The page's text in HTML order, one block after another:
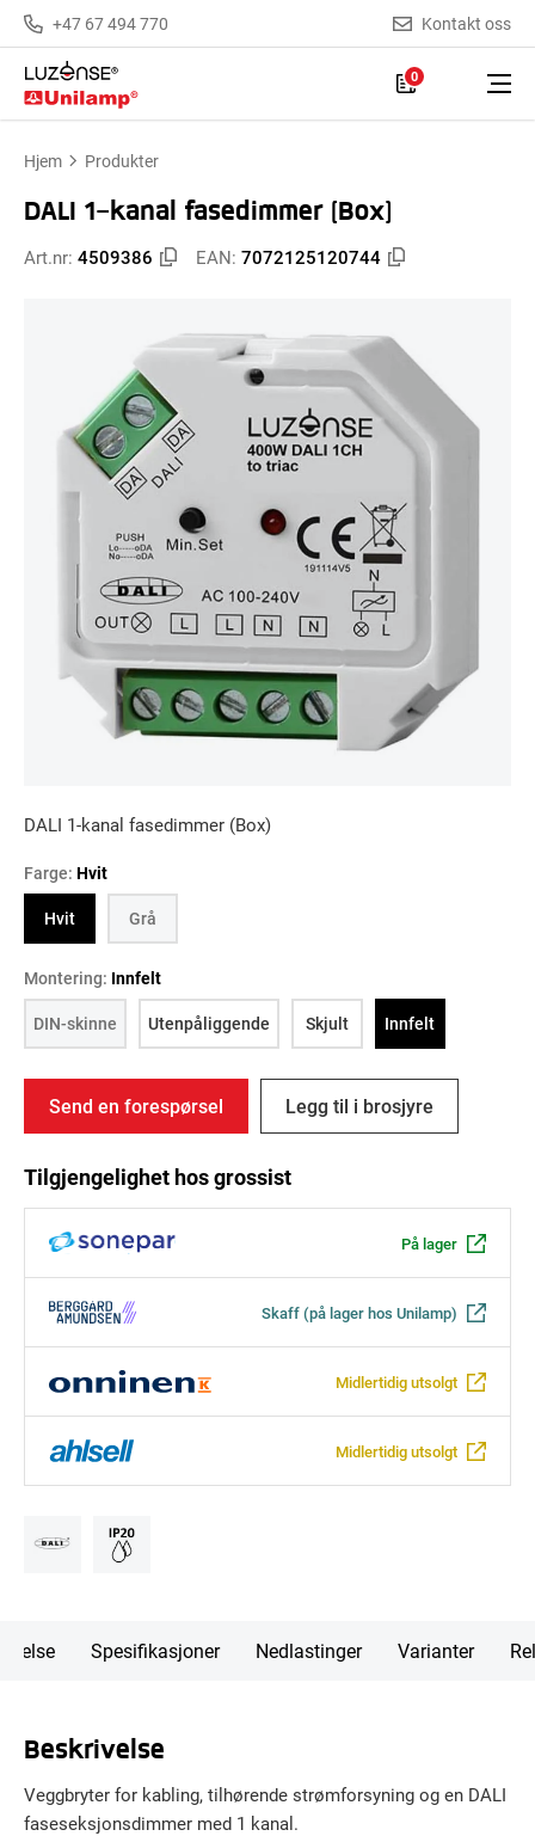
+47 67 494 770 Kontakt oss
0
Hjem Produkter
DALI 1-kanal fasedimmer (Box)
Art.nr: 4509386 EAN: 7072125120744
DALI 1-kanal fasedimmer (Box)
Farge: Hvit
Hvit
Grå
Montering: Innfelt
DIN-skinne
Utenpåliggende Skjult Innfelt
Send en forespørsel Legg til i brosjyre
Tilgjengelighet hos grossist
På lager
Skaff (på lager hos Unilamp)
Midlertidig utsolgt
Midlertidig utsolgt
Spesifikasjoner Nedlastinger Varianter
Beskrivelse
Veggbryter for kabling, tilhørende strømforsyning og en DALI
faseseksjonsdimmer med 1 kanal.